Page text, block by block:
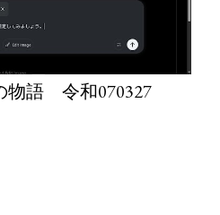
物語 令和070327